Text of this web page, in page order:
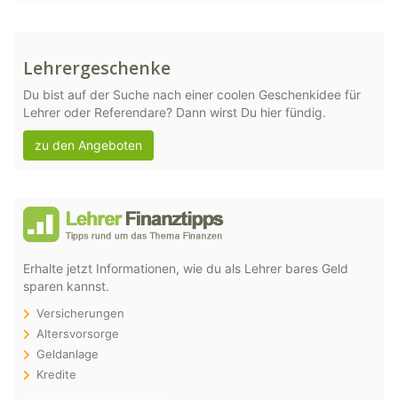
Lehrergeschenke
Du bist auf der Suche nach einer coolen Geschenkidee für
Lehrer oder Referendare? Dann wirst Du hier fündig.
zu den Angeboten
Erhalte jetzt Informationen, wie du als Lehrer bares Geld
sparen kannst.
Versicherungen
Altersvorsorge
Geldanlage
Kredite